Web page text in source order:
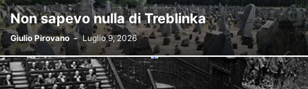
Non sapevo nulla di Treblinka
Giulio Pirovano - Luglio 9, 2026